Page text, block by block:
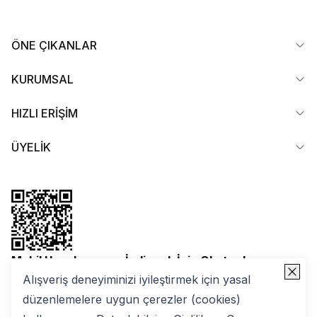
Alışveriş deneyiminizi iyileştirmek için yasal
düzenlemelere uygun çerezler (cookies)
ÖNE ÇIKANLAR
KURUMSAL
HIZLI ERİŞİM
ÜYELİK
Mobil Uygulamamızı İndirmek İçin Okutun!